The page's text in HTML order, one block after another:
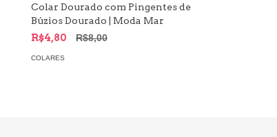
Colar Dourado com Pingentes de
Búzios Dourado | Moda Mar
R$4,80
R$8,00
COLARES